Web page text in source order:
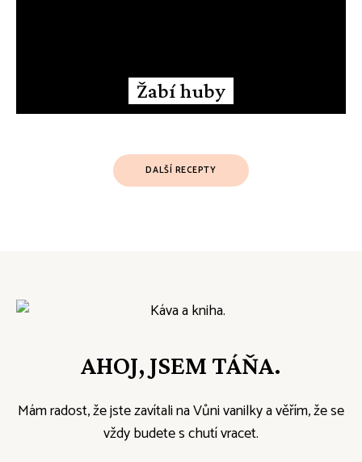
Žabí huby
DALŠÍ RECEPTY
AHOJ, JSEM TÁŇA.
Mám radost, že jste zavítali na Vůni vanilky a věřím, že se
vždy budete s chutí vracet.